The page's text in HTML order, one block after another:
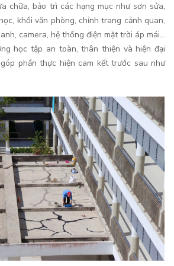
chữa, bảo trì các hạng mục như sơn sửa,
khối văn phòng, chỉnh trang cảnh quan,
camera, hệ thống điện mặt trời áp mái…
học tập an toàn, thân thiện và hiện đại
phần thực hiện cam kết trước sau như